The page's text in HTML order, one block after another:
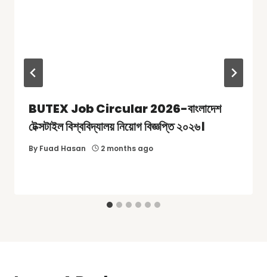
BUTEX Job Circular 2026-বাংলাদেশ
টেক্সটাইল বিশ্ববিদ্যালয় নিয়োগ বিজ্ঞপ্তি ২০২৬।
By Fuad Hasan 2 months ago